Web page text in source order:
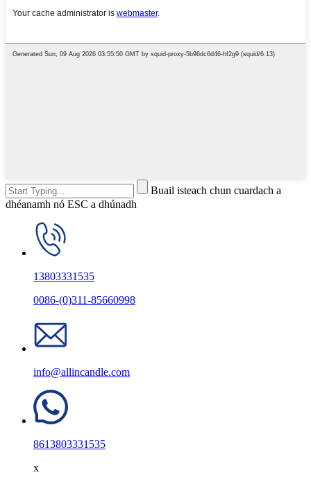
Buail isteach chun cuardach a
dhéanamh nó ESC a dhúnadh
13803331535
0086-(0)311-85660998
info@allincandle.com
8613803331535
x